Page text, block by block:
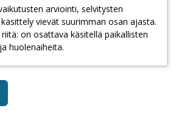
arviointi, selvitysten
vievät suurimman osan ajasta.
on osattava käsitellä paikallisten
huolenaiheita.